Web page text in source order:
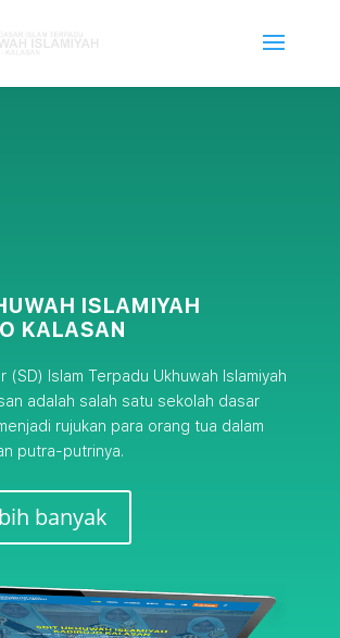
ISLAMIYAH
KALASAN
(SD) Islam Terpadu Ukhuwah Islamiyah
adalah salah satu sekolah dasar
rujukan para orang tua dalam
putra-putrinya.
banyak